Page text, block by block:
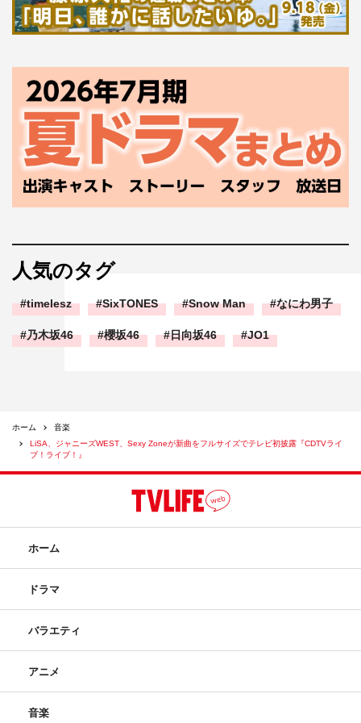
人気のタグ
timelesz SixTONES Snow Man なにわ男子
乃木坂46 櫻坂46 日向坂46 JO1
ホーム
音楽
LiSA、ジャニーズWEST、Sexy Zoneが新曲をフルサイズでテレビ初披露『CDTVライ
ブ！ライブ！』
ホーム
ドラマ
バラエティ
アニメ
音楽